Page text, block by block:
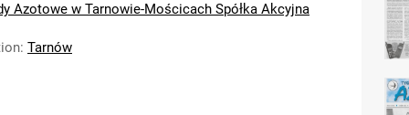
Azotowe w Tarnowie-Mościcach Spółka Akcyjna
: Tarnów